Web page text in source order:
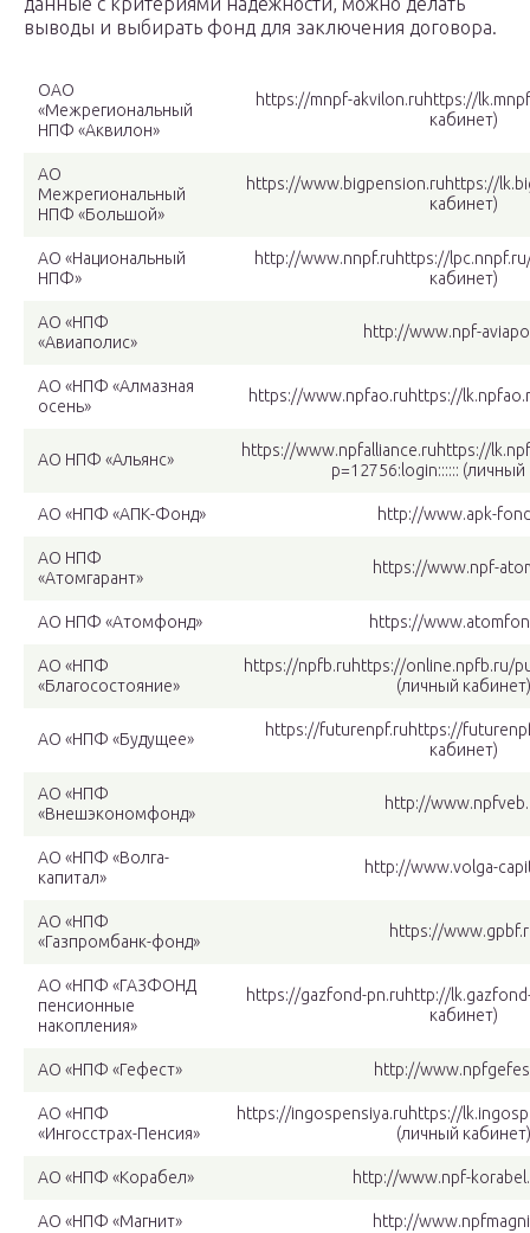
выводы и выбирать фонд для заключения договора.
ОАО
«Межрегиональный
НПФ «Аквилон»
https://mnpf-akvilon.ruhttps://
кабинет)
АО
Межрегиональный
НПФ «Большой»
https://www.bigpension.ruhttps://
кабинет)
АО «Национальный
НПФ»
http://www.nnpf.ruhttps://
кабинет)
АО «НПФ
«Авиаполис»
http://www.npf-
АО «НПФ «Алмазная
осень»
https://www.npfao.ruhttps://
АО НПФ «Альянс»
https://www.npfalliance.ruhttps://
p=12756:login:::::: (личный
АО «НПФ «АПК-Фонд» http://www.apk-
АО НПФ
«Атомгарант»
https://www.npf-
АО НПФ «Атомфонд» https://
АО «НПФ
«Благосостояние»
https://npfb.ruhttps://online.npfb.ru/
(личный кабинет)
АО «НПФ «Будущее»
https://futurenpf.ruhttps://
кабинет)
АО «НПФ
«Внешэкономфонд»
http://
АО «НПФ «Волга-
капитал»
http://www.volga-
АО «НПФ
«Газпромбанк-фонд»
https://
АО «НПФ «ГАЗФОНД
пенсионные
накопления»
https://gazfond-pn.ruhttp://
кабинет)
АО «НПФ «Гефест» http://
АО «НПФ
«Ингосстрах-Пенсия»
https://ingospensiya.ruhttps://
(личный кабинет)
АО «НПФ «Корабел» http://www.npf-
АО «НПФ «Магнит» http://